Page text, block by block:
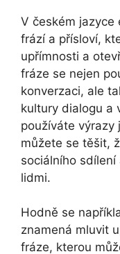
V českém jazyce
frází a přísloví,
upřímnosti a
fráze se nejen
konverzaci, ale
kultury dialogu a
používáte výrazy
můžete se těšit,
sociálního
lidmi.
Hodně se
znamená mluvit
fráze, kterou